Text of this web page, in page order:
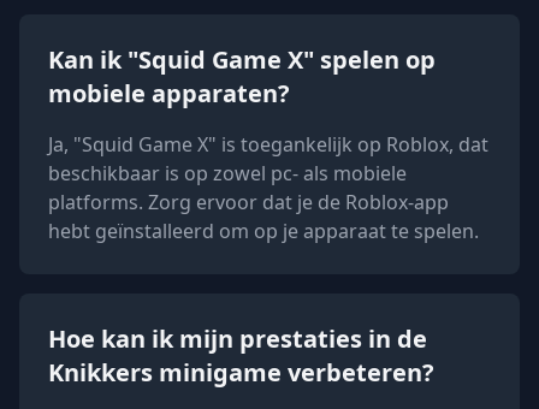
Kan ik "Squid Game X" spelen op
mobiele apparaten?
Ja, "Squid Game X" is toegankelijk op Roblox, dat
beschikbaar is op zowel pc- als mobiele
platforms. Zorg ervoor dat je de Roblox-app
hebt geïnstalleerd om op je apparaat te spelen.
Hoe kan ik mijn prestaties in de
Knikkers minigame verbeteren?